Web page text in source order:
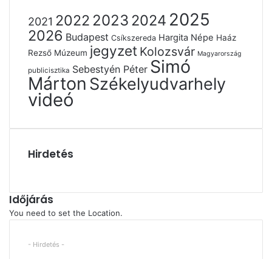
2021 2022 2023 2024 2025
2026 Budapest Csíkszereda Hargita Népe Haáz
Rezső Múzeum jegyzet Kolozsvár Magyarország
publicisztika Sebestyén Péter Simó
Márton Székelyudvarhely
videó
Hirdetés
Időjárás
You need to set the Location.
- Hirdetés -